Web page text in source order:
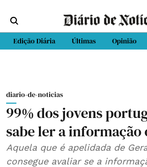
Edição Diária Últimas Opinião
diario-de-noticias
99% dos jovens
sabe ler a informação
Aquela que é apelidada de
consegue avaliar se a